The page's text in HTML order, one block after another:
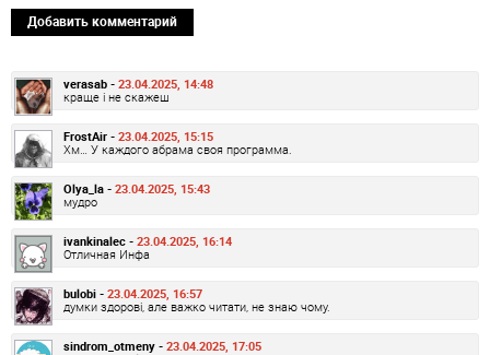
Добавить комментарий
verasab - 23.04.2025, 14:48
краще і не скажеш
FrostAir - 23.04.2025, 15:15
Хм… У каждого абрама своя программа.
Olya_la - 23.04.2025, 15:43
мудро
ivankinalec - 23.04.2025, 16:14
Отличная Инфа
bulobi - 23.04.2025, 16:57
думки здорові, але важко читати, не знаю чому.
sindrom_otmeny - 23.04.2025, 17:05